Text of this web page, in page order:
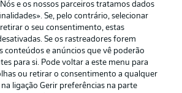
Avisos legais
Aviso de privacidade
Emissoras
Marca
e os nossos parceiros tratamos dados
Se, pelo contrário, selecionar
o seu consentimento, estas
Se os rastreadores forem
conteúdos e anúncios que vê poderão
para si. Pode voltar a este menu para
ou retirar o consentimento a qualquer
ligação Gerir preferências na parte